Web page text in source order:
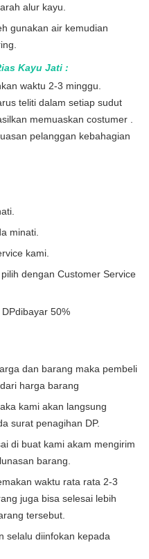
alur kayu.
gunakan air kemudian
Kayu Jati :
waktu 2-3 minggu.
teliti dalam setiap sudut
memuaskan costumer .
pelanggan kebahagian
minati.
kami.
dengan Customer Service
50%
dan barang maka pembeli
harga barang
kami akan langsung
surat penagihan DP.
di buat kami akam mengirim
barang.
waktu rata rata 2-3
juga bisa selesai lebih
tersebut.
selalu diinfokan kepada